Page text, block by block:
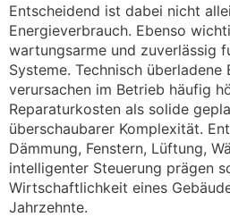
Entscheidend ist dabei nicht
Energieverbrauch. Ebenso
wartungsarme und zuverlässig
Systeme. Technisch
verursachen im Betrieb häufig
Reparaturkosten als solide
überschaubarer Komplexität.
Dämmung, Fenstern, Lüftung,
intelligenter Steuerung prägen
Wirtschaftlichkeit eines
Jahrzehnte.